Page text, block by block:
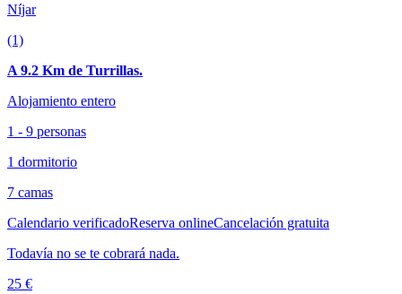
Níjar
(1)
A 9.2 Km de Turrillas.
Alojamiento entero
1 - 9 personas
1 dormitorio
7 camas
Calendario verificadoReserva onlineCancelación gratuita
Todavía no se te cobrará nada.
25 €